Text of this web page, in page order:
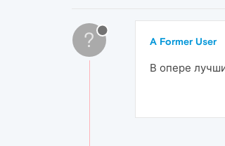
? A Former User
В опере